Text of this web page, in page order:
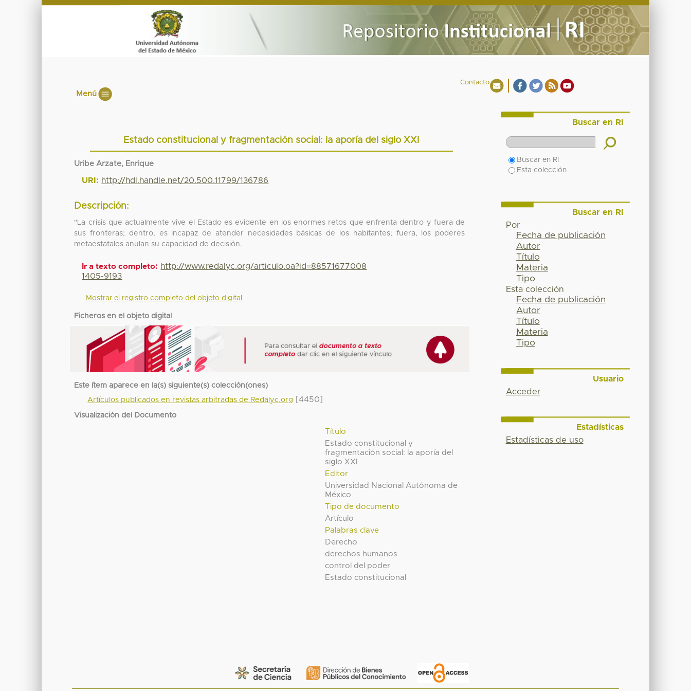
Contacto
Menú
Estado constitucional y fragmentación social: la aporía del siglo XXI
Uribe Arzate, Enrique
URI: http://hdl.handle.net/20.500.11799/136786
Descripción:
"La crisis que actualmente vive el Estado es evidente en los enormes retos que enfrenta dentro y fuera de
sus fronteras; dentro, es incapaz de atender necesidades básicas de los habitantes; fuera, los poderes
metaestatales anulan su capacidad de decisión.
Ir a texto completo: http://www.redalyc.org/articulo.oa?id=88571677008
1405-9193
Mostrar el registro completo del objeto digital
Ficheros en el objeto digital
Este ítem aparece en la(s) siguiente(s) colección(ones)
Artículos publicados en revistas arbitradas de Redalyc.org
[4450]
Visualización del Documento
Título
Estado constitucional y
fragmentación social: la aporía del
siglo XXI
Editor
Universidad Nacional Autónoma de
México
Tipo de documento
Artículo
Palabras clave
Derecho
derechos humanos
control del poder
Estado constitucional
Buscar en RI
Buscar en RI
Esta colección
Buscar en RI
Por
Fecha de publicación
Autor
Título
Materia
Tipo
Esta colección
Fecha de publicación
Autor
Título
Materia
Tipo
Usuario
Acceder
Estadísticas
Estadísticas de uso